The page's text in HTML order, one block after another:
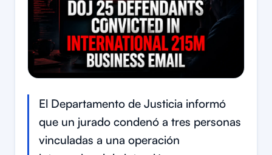
El Departamento de Justicia informó
que un jurado condenó a tres personas
vinculadas a una operación